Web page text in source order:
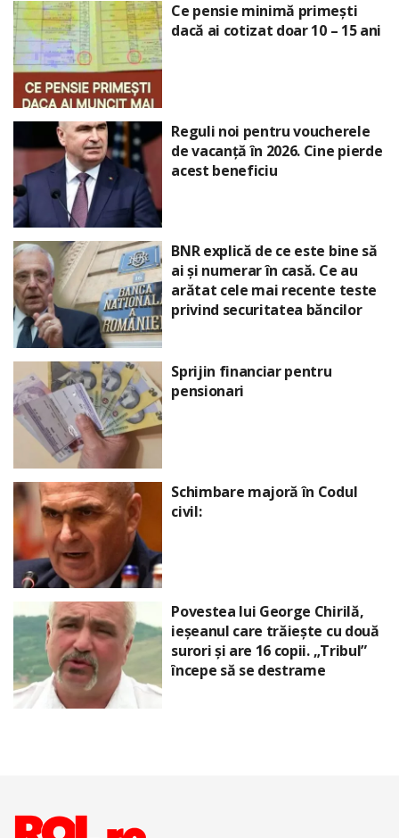
Ce pensie minimă primești
dacă ai cotizat doar 10 – 15 ani
Reguli noi pentru voucherele
de vacanță în 2026. Cine pierde
acest beneficiu
BNR explică de ce este bine să
ai și numerar în casă. Ce au
arătat cele mai recente teste
privind securitatea băncilor
Sprijin financiar pentru
pensionari
Schimbare majoră în Codul
civil:
Povestea lui George Chirilă,
ieșeanul care trăiește cu două
surori și are 16 copii. „Tribul”
începe să se destrame